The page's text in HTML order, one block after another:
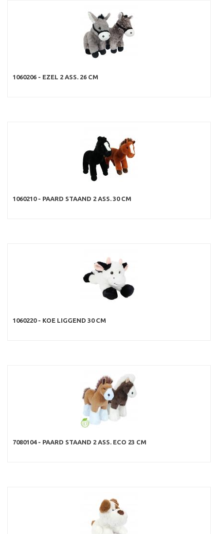
1060206 - EZEL 2 ASS. 26 CM
1060210 - PAARD STAAND 2 ASS. 30 CM
1060220 - KOE LIGGEND 30 CM
7080104 - PAARD STAAND 2 ASS. ECO 23 CM